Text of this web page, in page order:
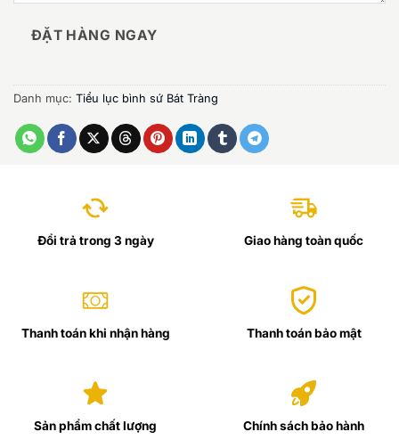
ĐẶT HÀNG NGAY
Danh mục: Tiểu lục bình sứ Bát Tràng
Đổi trả trong 3 ngày Giao hàng toàn quốc
Thanh toán khi nhận hàng Thanh toán bảo mật
Sản phẩm chất lượng Chính sách bảo hành